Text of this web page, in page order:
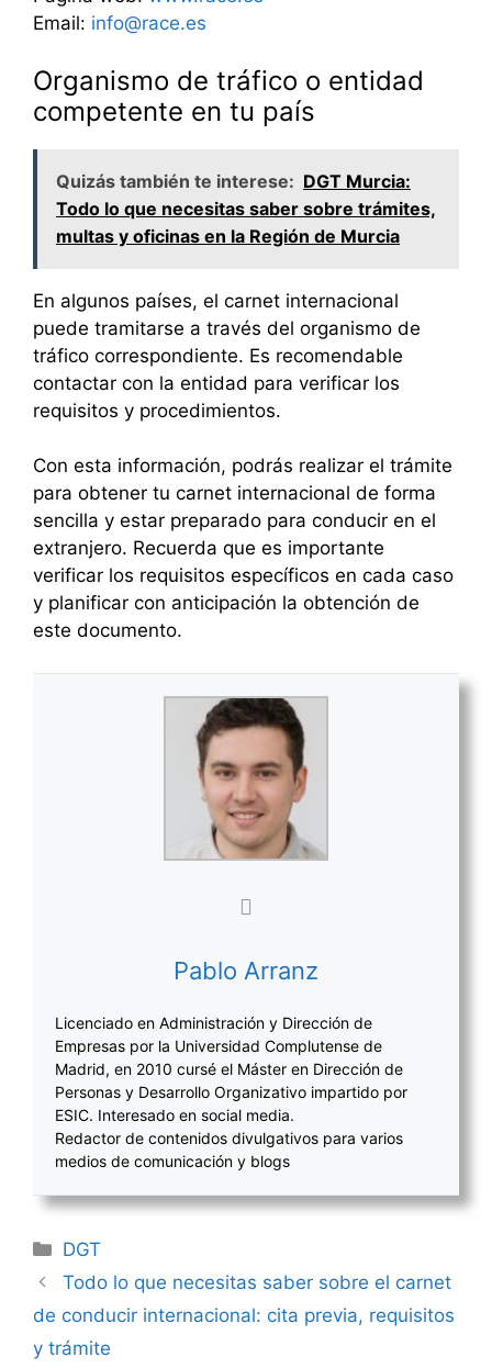
Email: info@race.es
Organismo de tráfico o entidad
competente en tu país
Quizás también te interese: DGT Murcia:
Todo lo que necesitas saber sobre trámites,
multas y oficinas en la Región de Murcia
En algunos países, el carnet internacional
puede tramitarse a través del organismo de
tráfico correspondiente. Es recomendable
contactar con la entidad para verificar los
requisitos y procedimientos.
Con esta información, podrás realizar el trámite
para obtener tu carnet internacional de forma
sencilla y estar preparado para conducir en el
extranjero. Recuerda que es importante
verificar los requisitos específicos en cada caso
y planificar con anticipación la obtención de
este documento.
Pablo Arranz
Licenciado en Administración y Dirección de
Empresas por la Universidad Complutense de
Madrid, en 2010 cursé el Máster en Dirección de
Personas y Desarrollo Organizativo impartido por
ESIC. Interesado en social media.
Redactor de contenidos divulgativos para varios
medios de comunicación y blogs
Categorías
DGT
Navegación
de
Todo lo que necesitas saber sobre el carnet
de conducir internacional: cita previa, requisitos
y trámite